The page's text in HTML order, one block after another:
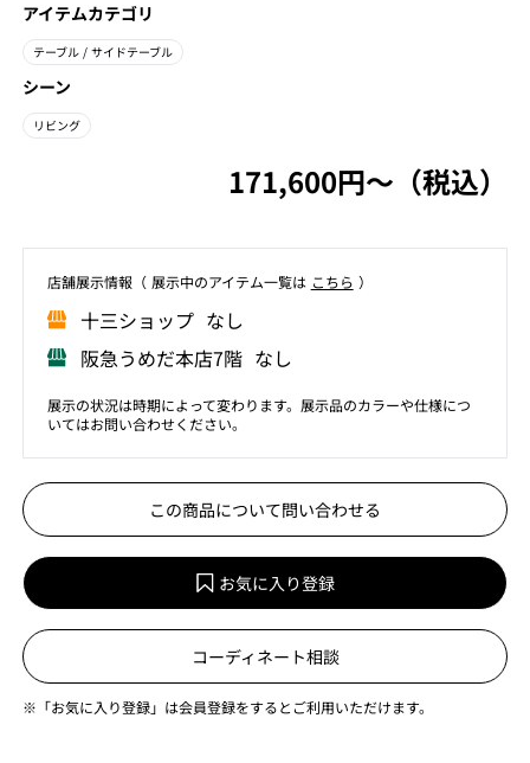
アイテムカテゴリ
テーブル / サイドテーブル
シーン
リビング
171,600円〜（税込）
店舗展⽰情報（ 展⽰中のアイテム⼀覧は こちら ）
⼗三ショップ なし
阪急うめだ本店7階 なし
展示の状況は時期によって変わります。展示品のカラーや仕様につ
いてはお問い合わせください。
この商品について問い合わせる
お気に入り登録
コーディネート相談
※「お気に入り登録」は会員登録をするとご利用いただけます。